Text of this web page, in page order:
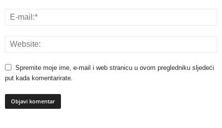
Spremite moje ime, e-mail i web stranicu u ovom pregledniku sljedeći
put kada komentarirate.